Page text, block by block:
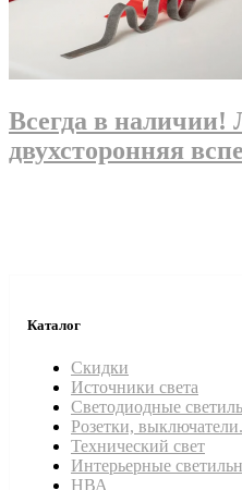
Всегда в наличии!
двухсторонняя
Каталог
Скидки
Источники света
Светодиодные
Розетки,
Технический свет
Интерьерные
НВА